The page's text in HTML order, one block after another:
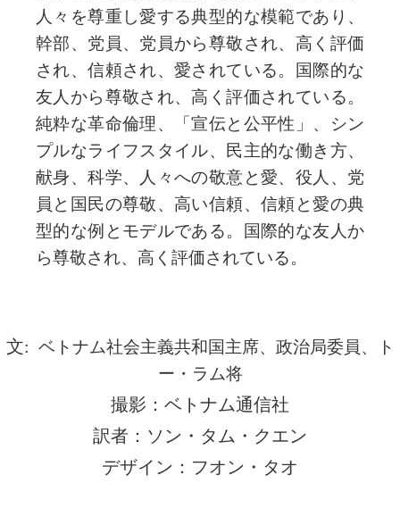
人々を尊重し愛する典型的な模範であり、
幹部、党員、党員から尊敬され、高く評価
され、信頼され、愛されている。国際的な
友人から尊敬され、高く評価されている。
純粋な革命倫理、「宣伝と公平性」、シン
プルなライフスタイル、民主的な働き方、
献身、科学、人々への敬意と愛、役人、党
員と国民の尊敬、高い信頼、信頼と愛の典
型的な例とモデルである。国際的な友人か
ら尊敬され、高く評価されている。
文: ベトナム社会主義共和国主席、政治局委員、ト
ー・ラム将
撮影：ベトナム通信社
訳者：ソン・タム・クエン
デザイン：フオン・タオ